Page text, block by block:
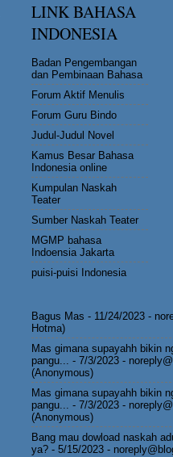
LINK BAHASA
INDONESIA
Badan Pengembangan
dan Pembinaan Bahasa
Forum Aktif Menulis
Forum Guru Bindo
Judul-Judul Novel
Kamus Besar Bahasa
Indonesia online
Kumpulan Naskah
Teater
Sumber Naskah Teater
MGMP bahasa
Indoensia Jakarta
puisi-puisi Indonesia
Bagus Mas - 11/24/2023 -
Hotma)
Mas gimana supayahh bikin
pangu...
- 7/3/2023 -
(Anonymous)
Mas gimana supayahh bikin
pangu...
- 7/3/2023 -
(Anonymous)
Bang mau dowload naskah
ya? - 5/15/2023 -